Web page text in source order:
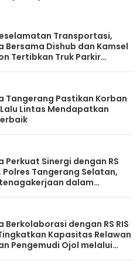
Transportasi,
Bersama Dishub dan Kamsel
Tertibkan Truk Parkir
Tangerang Pastikan Korban
Lintas Mendapatkan
Perkuat Sinergi dengan RS
Polres Tangerang Selatan,
dalam
Berkolaborasi dengan RS RIS
Kapasitas Relawan
Pengemudi Ojol melalui